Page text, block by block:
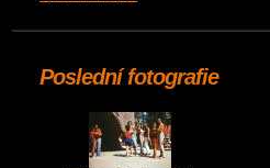
Poslední fotografie